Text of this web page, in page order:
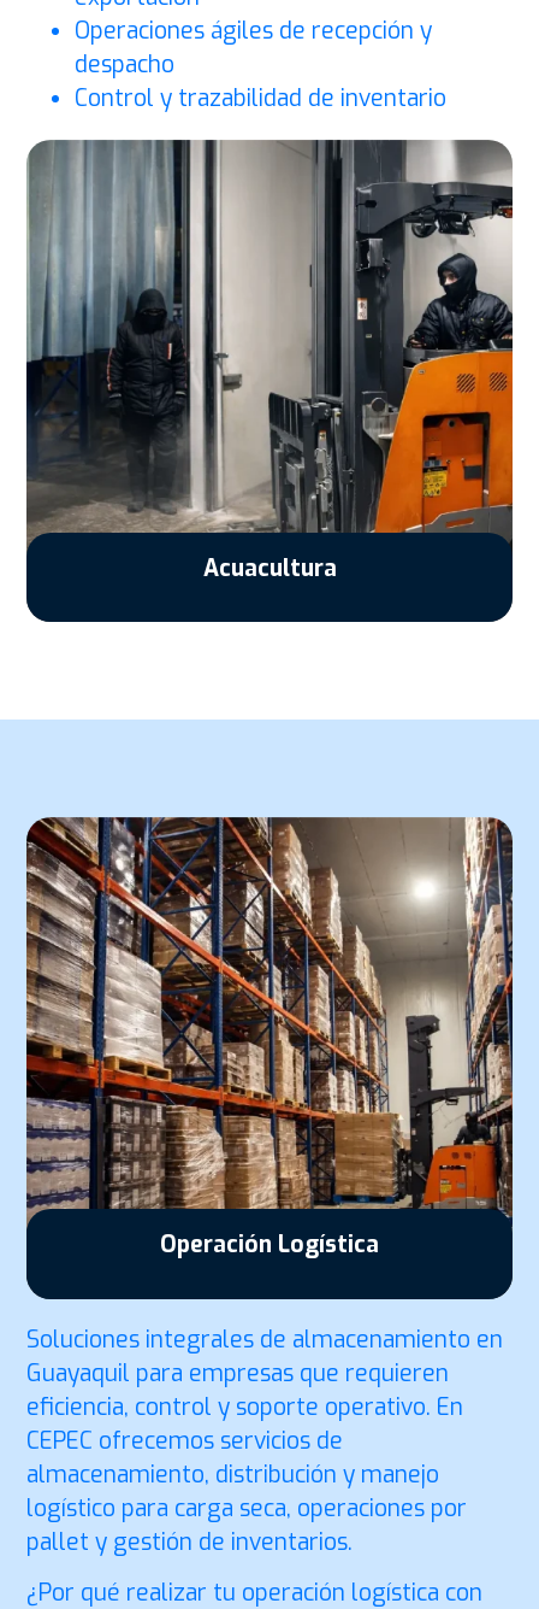
Operaciones ágiles de recepción y
despacho
Control y trazabilidad de inventario
Acuacultura
Operación Logística
Soluciones integrales de almacenamiento en
Guayaquil para empresas que requieren
eficiencia, control y soporte operativo. En
CEPEC ofrecemos servicios de
almacenamiento, distribución y manejo
logístico para carga seca, operaciones por
pallet y gestión de inventarios.
¿Por qué realizar tu operación logística con